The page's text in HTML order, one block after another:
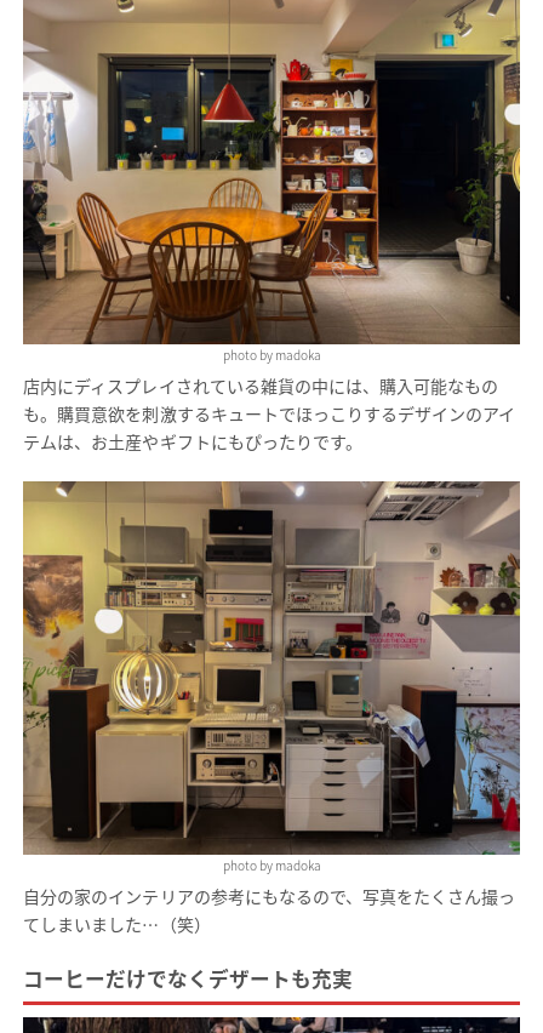
photo by madoka
店内にディスプレイされている雑貨の中には、購入可能なもの
も。購買意欲を刺激するキュートでほっこりするデザインのアイ
テムは、お土産やギフトにもぴったりです。
photo by madoka
自分の家のインテリアの参考にもなるので、写真をたくさん撮っ
てしまいました…（笑）
コーヒーだけでなくデザートも充実